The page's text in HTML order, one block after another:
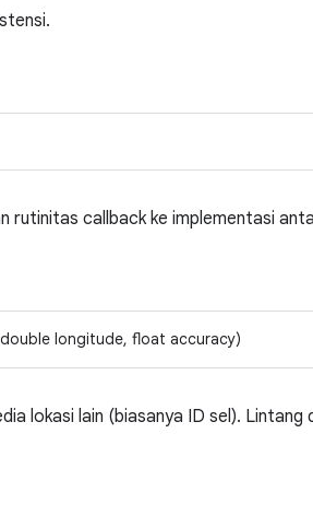
rutinitas callback ke implementasi
longitude, float accuracy)
lokasi lain (biasanya ID sel).